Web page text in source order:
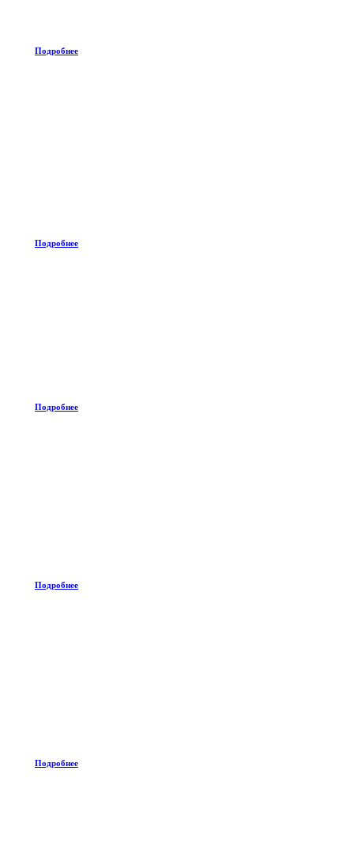
Подробнее
Подробнее
Подробнее
Подробнее
Подробнее